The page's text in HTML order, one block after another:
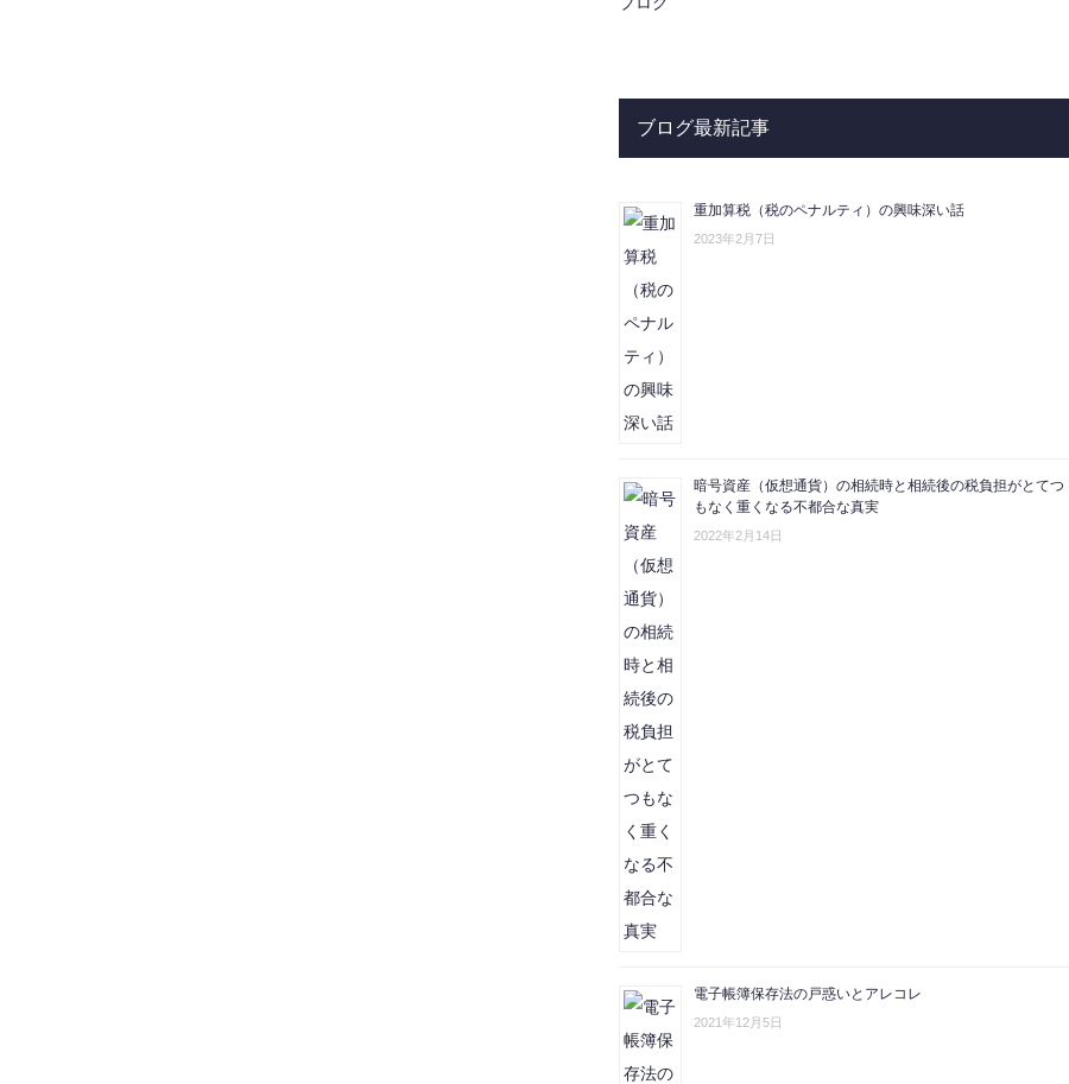
ブログ最新記事
重加算税（税のペナルティ）の興味深い話
2023年2月7日
暗号資産（仮想通貨）の相続時と相続後の税負担がとてつ
もなく重くなる不都合な真実
2022年2月14日
電子帳簿保存法の戸惑いとアレコレ
2021年12月5日